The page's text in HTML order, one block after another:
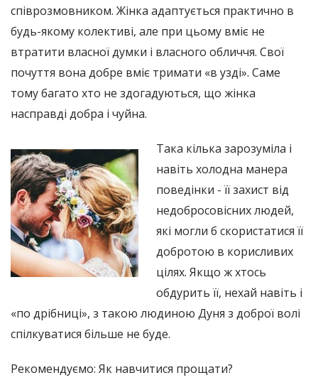
співрозмовником. Жінка адаптується практично в
будь-якому колективі, але при цьому вміє не
втратити власної думки і власного обличчя. Свої
почуття вона добре вміє тримати «в узді». Саме
тому багато хто не здогадуються, що жінка
насправді добра і чуйна.
Така кілька зарозуміла і
навіть холодна манера
поведінки - її захист від
недобросовісних людей,
які могли б скористатися її
добротою в корисливих
цілях. Якщо ж хтось
обдурить її, нехай навіть і
«по дрібниці», з такою людиною Дуня з доброї волі
спілкуватися більше не буде.
Рекомендуємо: Як навчитися прощати?